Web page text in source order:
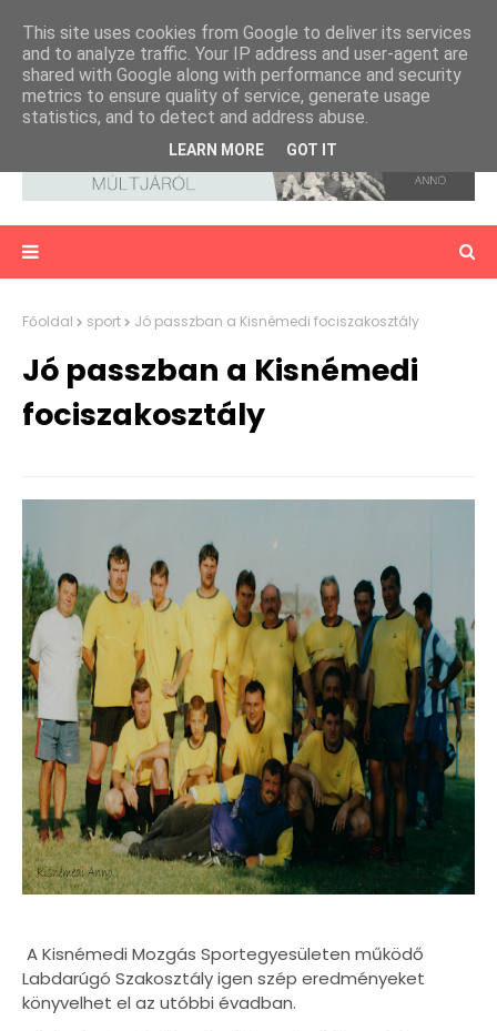
Főoldal sport Jó passzban a Kisnémedi fociszakosztály
Jó passzban a Kisnémedi
fociszakosztály
A Kisnémedi Mozgás Sportegyesületen működő
Labdarúgó Szakosztály igen szép eredményeket
könyvelhet el az utóbbi évadban.
This site uses cookies from Google to deliver its services
and to analyze traffic. Your IP address and user-agent are
shared with Google along with performance and security
metrics to ensure quality of service, generate usage
statistics, and to detect and address abuse.
LEARN MORE GOT IT